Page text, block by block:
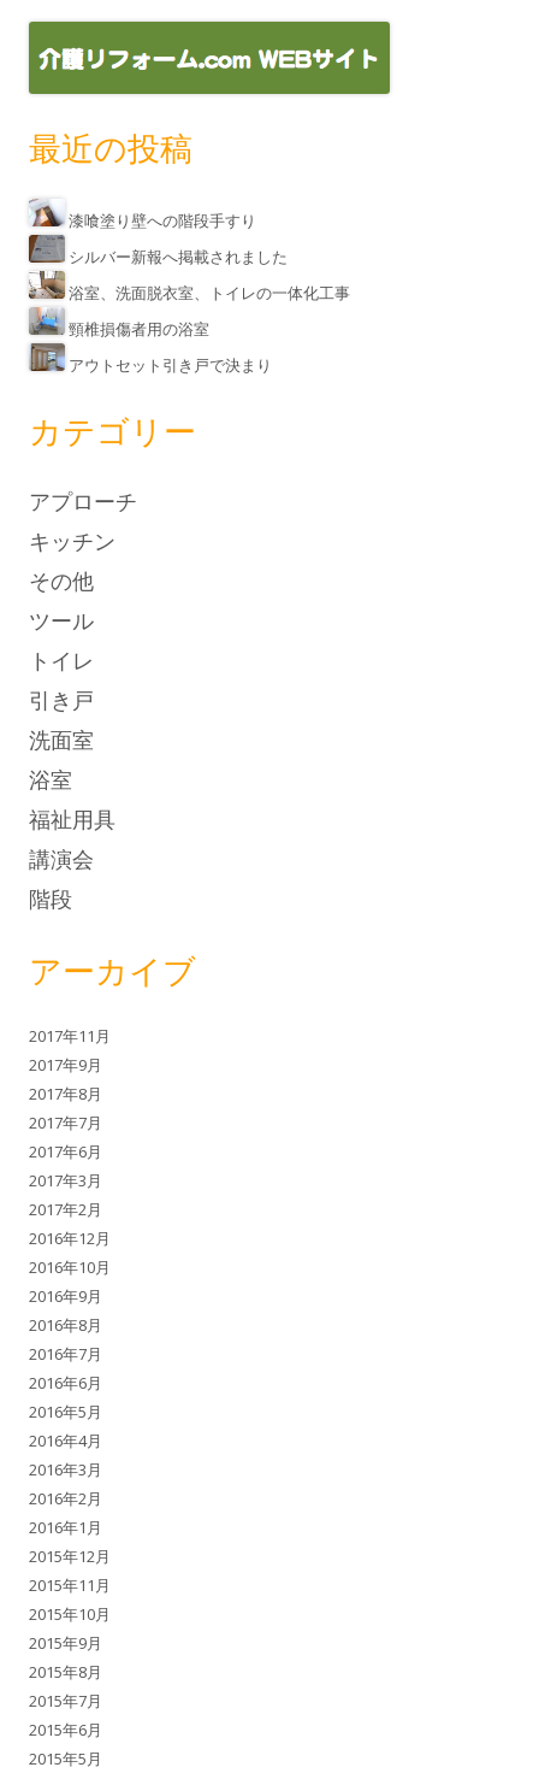
最近の投稿
漆喰塗り壁への階段手すり
シルバー新報へ掲載されました
浴室、洗面脱衣室、トイレの一体化工事
頸椎損傷者用の浴室
アウトセット引き戸で決まり
カテゴリー
アプローチ
キッチン
その他
ツール
トイレ
引き戸
洗面室
浴室
福祉用具
講演会
階段
アーカイブ
2017年11月
2017年9月
2017年8月
2017年7月
2017年6月
2017年3月
2017年2月
2016年12月
2016年10月
2016年9月
2016年8月
2016年7月
2016年6月
2016年5月
2016年4月
2016年3月
2016年2月
2016年1月
2015年12月
2015年11月
2015年10月
2015年9月
2015年8月
2015年7月
2015年6月
2015年5月